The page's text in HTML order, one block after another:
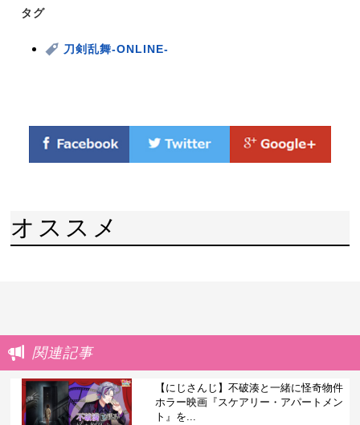
タグ
刀剣乱舞-ONLINE-
オススメ
関連記事
【にじさんじ】不破湊と一緒に怪奇物件
ホラー映画『スケアリー・アパートメン
ト』を...